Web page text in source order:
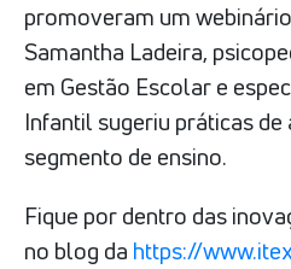
promoveram um
Samantha Ladeira,
em Gestão Escolar e
Infantil sugeriu práticas de
segmento de ensino.
Fique por dentro das
no blog da https://